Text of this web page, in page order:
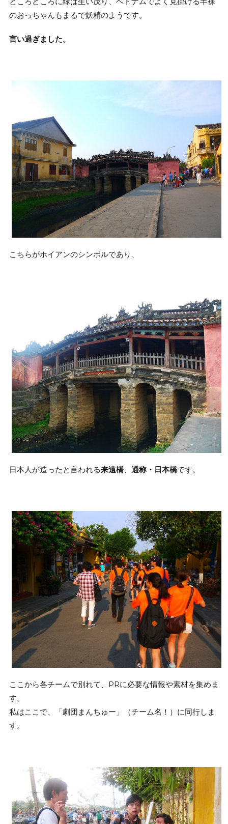
のおっちゃんもまるで妖精のようです。
言い過ぎました。
こちらがホイアンのシンボルであり、
日本人が造ったと言われる来遠橋、 通称・日本橋です。
ここから各チームで別れて、PRに必要な情報や素材を集めま
す。
私はここで、「劇団まんちゅー」（チーム名！）に同行しま
す。